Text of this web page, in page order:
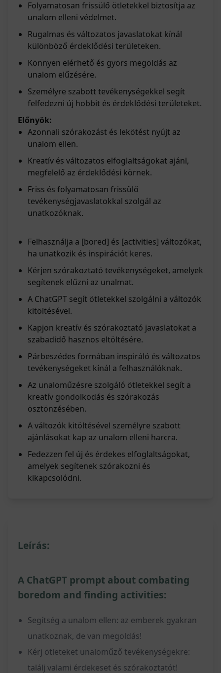
Folyamatosan frissülő ötletekkel biztosítja az
unalom elleni védelmet.
Rugalmas és változatos javaslatokat kínál
különböző érdeklődési területeken.
Könnyen elérhető és gyors megoldás az
unalom elűzésére.
Személyre szabott tevékenységekkel segít
felfedezni új hobbit és érdeklődési területeket.
Előnyök:
Azonnali szórakozást és lekötést nyújt az
unalom ellen.
Kreatív és változatos elfoglaltságokat ajánl,
megfelelő az érdeklődési körnek.
Friss és folyamatosan frissülő
tevékenységjavaslatokkal szolgál az
unatkozóknak.
Felhasználja a [bored] és [activities] változókat,
ha unatkozik és inspirációt keres.
Kérjen szórakoztató tevékenységeket, amelyek
segítenek elűzni az unalmat.
A ChatGPT segít ötletekkel szolgálni a változók
kitöltésével.
Kapjon kreatív és szórakoztató javaslatokat a
szabadidő hasznos eltöltésére.
Párbeszédes formában inspiráló és változatos
tevékenységeket kínál a felhasználóknak.
Az unaloműzésre szolgáló ötletekkel segít a
kreatív gondolkodás és szórakozás
ösztönzésében.
A változók kitöltésével személyre szabott
ajánlásokat kap az unalom elleni harcra.
Fedezzen fel új és érdekes elfoglaltságokat,
amelyek segítenek szórakozni és
kikapcsolódni.
Leírás:
A ChatGPT prompt about combating
boredom and finding activities:
Segítség a unalom ellen: az emberek gyakran
unatkoznak, de van megoldás!
Kérj ötleteket unaloműző tevékenységekre:
találj valami érdekeset és szórakoztatót!